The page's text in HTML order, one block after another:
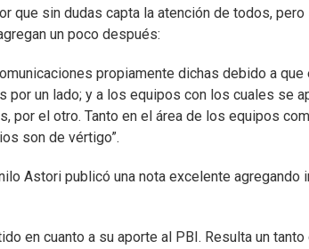
que sin dudas capta la atención de todos, pero
un poco después:
propiamente dichas debido a
un lado; y a los equipos con los cuales se
por el otro. Tanto en el área de los equipos
son de vértigo”.
Astori publicó una nota excelente agregando
en cuanto a su aporte al PBI. Resulta un